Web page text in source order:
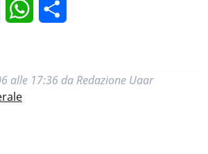
MastodonWhatsApp
alle 17:36 da Redazione Uaar